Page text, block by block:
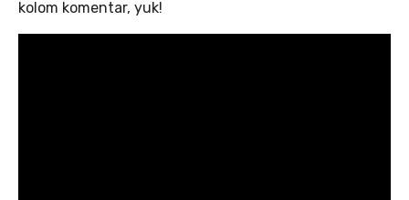
kolom komentar, yuk!